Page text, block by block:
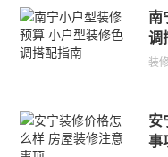
南
调
装
安
事